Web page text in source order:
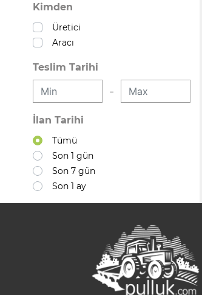
Kimden
Üretici
Aracı
Teslim Tarihi
-
İlan Tarihi
Tümü
Son 1 gün
Son 7 gün
Son 1 ay